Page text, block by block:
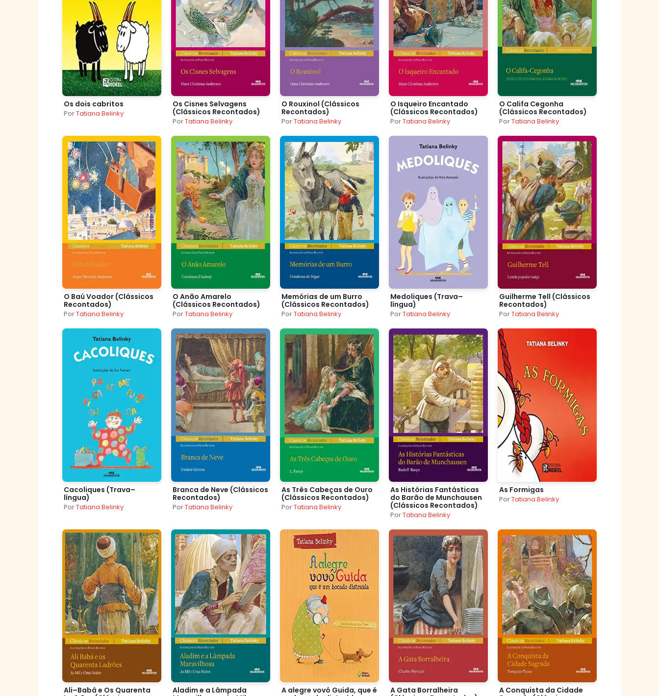
Os dois cabritos
PorTatiana Belinky
Os Cisnes Selvagens
(Clássicos Recontados)
PorTatiana Belinky
O Rouxinol (Clássicos
Recontados)
PorTatiana Belinky
O Isqueiro Encantado
(Clássicos Recontados)
PorTatiana Belinky
O Califa Cegonha
(Clássicos Recontados)
PorTatiana Belinky
O Baú Voador (Clássicos
Recontados)
PorTatiana Belinky
O Anão Amarelo
(Clássicos Recontados)
PorTatiana Belinky
Memórias de um Burro
(Clássicos Recontados)
PorTatiana Belinky
Medoliques (Trava–
língua)
PorTatiana Belinky
Guilherme Tell (Clássicos
Recontados)
PorTatiana Belinky
Cacoliques (Trava–
língua)
PorTatiana Belinky
Branca de Neve (Clássicos
Recontados)
PorTatiana Belinky
As Três Cabeças de Ouro
(Clássicos Recontados)
PorTatiana Belinky
As Histórias Fantásticas
do Barão de Munchausen
(Clássicos Recontados)
PorTatiana Belinky
As Formigas
PorTatiana Belinky
Ali–Babá e Os Quarenta
Aladim e a Lâmpada
A alegre vovó Guida, que é
A Gata Borralheira
A Conquista da Cidade